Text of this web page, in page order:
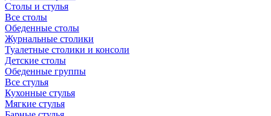
Столы и стулья
Все столы
Обеденные столы
Журнальные столики
Туалетные столики и консоли
Детские столы
Обеденные группы
Все стулья
Кухонные стулья
Мягкие стулья